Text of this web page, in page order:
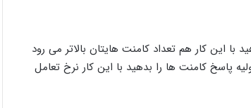
این کار هم تعداد کامنت هایتان بالاتر می رود
پاسخ کامنت ها را بدهید با این کار نرخ تعامل